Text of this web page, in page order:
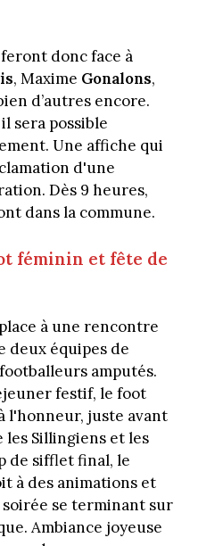
donc face à
, Maxime Gonalons,
d’autres encore.
sera possible
Une affiche qui
d'une
Dès 9 heures,
dans la commune.
féminin et fête de
à une rencontre
équipes de
amputés.
festif, le foot
l'honneur, juste avant
Sillingiens et les
de sifflet final, le
à des animations et
soirée se terminant sur
Ambiance joyeuse